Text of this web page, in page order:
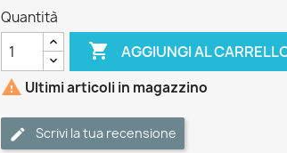
Quantità
 AGGIUNGI AL
 Ultimi articoli in magazzino
Scrivi la tua recensione